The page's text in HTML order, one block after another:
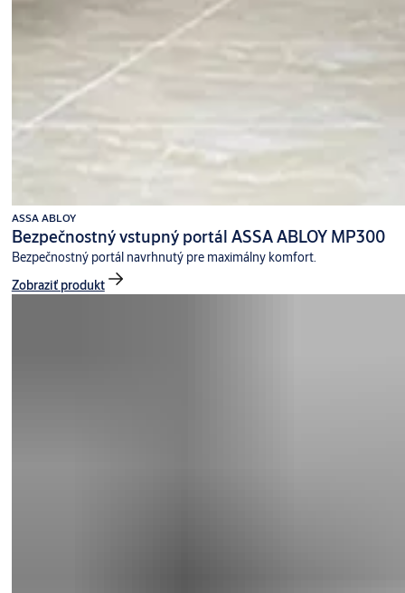
ASSA ABLOY
Bezpečnostný vstupný portál ASSA ABLOY MP300
Bezpečnostný portál navrhnutý pre maximálny komfort.
Zobraziť produkt